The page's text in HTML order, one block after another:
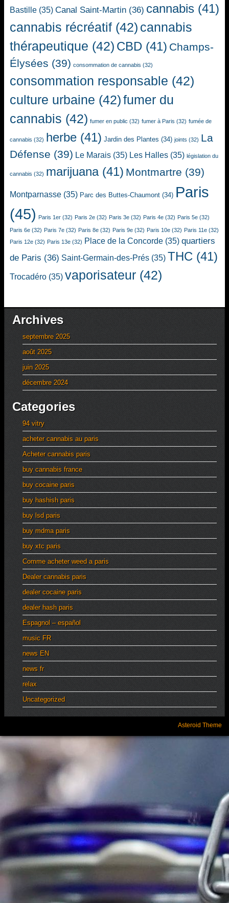
Bastille (35) Canal Saint-Martin (36) cannabis (41)
cannabis récréatif (42) cannabis
thérapeutique (42) CBD (41) Champs-
Élysées (39) consommation de cannabis (32)
consommation responsable (42)
culture urbaine (42)fumer du
cannabis (42) fumer en public (32) fumer à Paris (32) fumée de
cannabis (32) herbe (41) Jardin des Plantes (34) joints (32) La
Défense (39) Le Marais (35) Les Halles (35) législation du
cannabis (32) marijuana(41) Montmartre (39)
Montparnasse (35) Parc des Buttes-Chaumont (34) Paris
(45) Paris 1er (32) Paris 2e (32) Paris 3e (32) Paris 4e (32) Paris 5e (32)
Paris 6e (32) Paris 7e (32) Paris 8e (32) Paris 9e (32) Paris 10e (32) Paris 11e (32)
Paris 12e (32) Paris 13e (32) Place de la Concorde (35) quartiers
de Paris (36) Saint-Germain-des-Prés (35) THC (41)
Trocadéro (35) vaporisateur (42)
Archives
septembre 2025
août 2025
juin 2025
décembre 2024
Categories
94 vitry
acheter cannabis au paris
Acheter cannabis paris
buy cannabis france
buy cocaine paris
buy hashish paris
buy lsd paris
buy mdma paris
buy xtc paris
Comme acheter weed a paris
Dealer cannabis paris
dealer cocaine paris
dealer hash paris
Espagnol – español
music FR
news EN
news fr
relax
Uncategorized
Asteroid Theme